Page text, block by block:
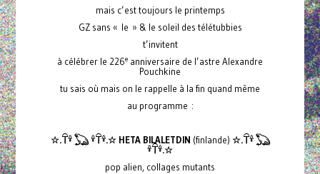
mais c’est toujours le printemps
GZ sans « le » & le soleil des télétubbies
t’invitent
à célébrer le 226e anniversaire de l’astre Alexandre
Pouchkine
tu sais où mais on le rappelle à la fin quand même
au programme :
☆.𓋼𓍊 𓆏 𓍊𓋼𓍊.☆ HETA BILALETDIN (finlande) ☆.𓋼𓍊 𓆏
𓍊𓋼𓍊.☆
pop alien, collages mutants